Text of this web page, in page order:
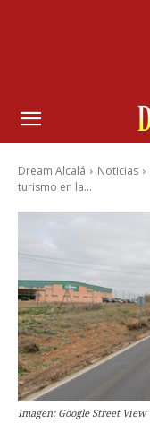
Dream Alcalá Noticias
turismo en la...
Imagen: Google Street View